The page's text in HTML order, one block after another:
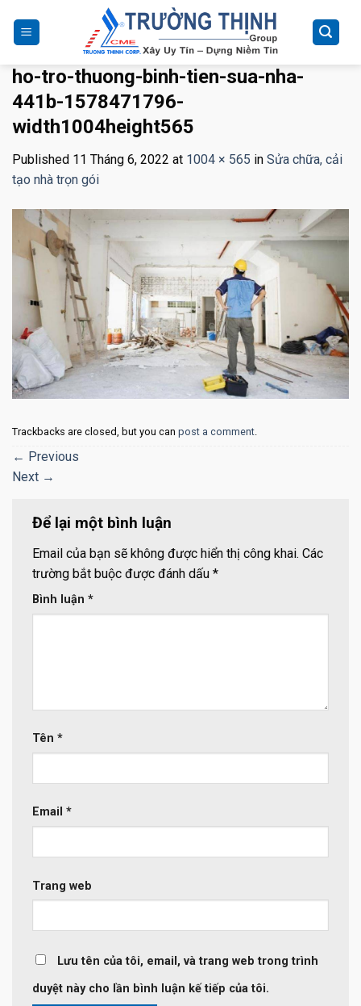
content
ho-tro-thuong-binh-tien-sua-nha-
441b-1578471796-
width1004height565
Published 11 Tháng 6, 2022 at 1004 × 565 in Sửa chữa, cải
tạo nhà trọn gói
Trackbacks are closed, but you can post a comment
← Previous
Next →
Để lại một bình luận
Email của bạn sẽ không được hiển thị công khai. Các
trường bắt buộc được đánh dấu *
Bình luận *
Tên *
Email *
Trang web
Lưu tên của tôi, email, và trang web trong trình
duyệt này cho lần bình luận kế tiếp của tôi.